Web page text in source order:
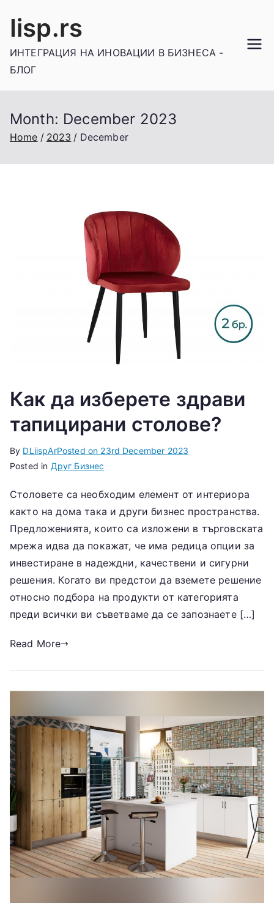
Iisp.rs
ИНТЕГРАЦИЯ НА ИНОВАЦИИ В БИЗНЕСА -
БЛОГ
Month: December 2023
Home 2023 December
Как да изберете здрави
тапицирани столове?
By DLiispArPosted on 23rd December 2023
Posted in Друг Бизнес
Столовете са необходим елемент от интериора
както на дома така и други бизнес пространства.
Предложенията, които са изложени в търговската
мрежа идва да покажат, че има редица опции за
инвестиране в надеждни, качествени и сигурни
решения. Когато ви предстои да вземете решение
относно подбора на продукти от категорията
преди всички ви съветваме да се запознаете […]
Read More